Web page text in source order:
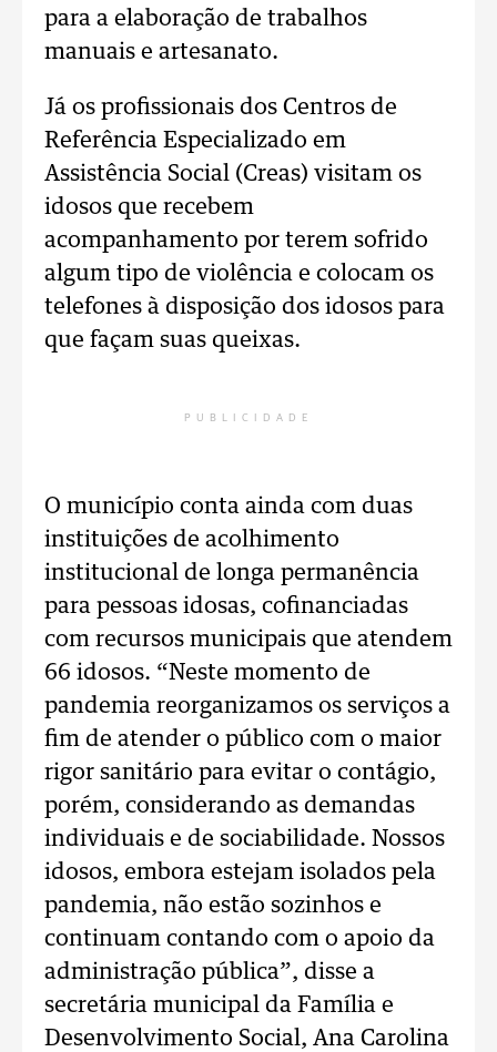
para a elaboração de trabalhos
manuais e artesanato.
Já os profissionais dos Centros de
Referência Especializado em
Assistência Social (Creas) visitam os
idosos que recebem
acompanhamento por terem sofrido
algum tipo de violência e colocam os
telefones à disposição dos idosos para
que façam suas queixas.
PUBLICIDADE
O município conta ainda com duas
instituições de acolhimento
institucional de longa permanência
para pessoas idosas, cofinanciadas
com recursos municipais que atendem
66 idosos. “Neste momento de
pandemia reorganizamos os serviços a
fim de atender o público com o maior
rigor sanitário para evitar o contágio,
porém, considerando as demandas
individuais e de sociabilidade. Nossos
idosos, embora estejam isolados pela
pandemia, não estão sozinhos e
continuam contando com o apoio da
administração pública”, disse a
secretária municipal da Família e
Desenvolvimento Social, Ana Carolina